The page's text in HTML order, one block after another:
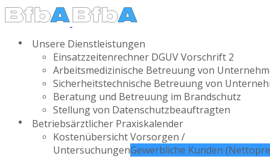
Unsere Dienstleistungen
Einsatzzeitenrechner DGUV Vorschrift 2
Arbeitsmedizinische Betreuung von
Sicherheitstechnische Betreuung von
Beratung und Betreuung im Brandschutz
Stellung von Datenschutzbeauftragten
Betriebsärztlicher Praxiskalender
Kostenübersicht Vorsorgen /
UntersuchungenGewerbliche Kunden